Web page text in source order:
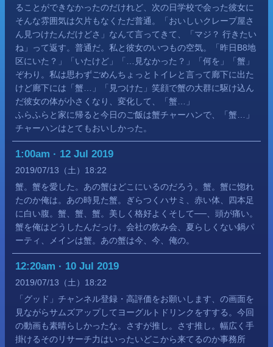
ることができなかったのだけれど、次の日学校で会った彼女に
そんな雰囲気は欠片もなくただ普通。「おいしいクレープ屋さ
ん見つけたんだけどさ」なんて言ってきて、「マジ？ 行きたい
ね」って返す。普通だ。私と彼女のいつもの空気。「昨日B8地
区にいた？」「いたけど」「…見なかった？」「何を」「蟹」
ぞわり。私は思わずごめんちょっとトイレと言って廊下に出た
けど廊下には「蟹…」「見つけた」笑顔で蟹の大群に駆け込ん
だ彼女の体が小さくなり、変化して、「蟹…」
ふらふらと家に帰ると今日のご飯は蟹チャーハンで、「蟹…」
チャーハンはとてもおいしかった。
1:00am · 12 Jul 2019
2019 07 13 （土） 18:22
蟹。蟹を愛した。あの蟹はどこにいるのだろう。蟹。蟹に惚れ
たのか俺は。あの時見た蟹。ぎらつくハサミ、赤い体、四本足
に白い腹。蟹、蟹、蟹。美しく格好よくそして──、頭が痛い。
蟹を俺はどうしたんだっけ。会社の飲み会、夏らしくない鍋パ
ーティ、メインは蟹。あの蟹は今、今、俺の。
12:20am · 10 Jul 2019
2019 07 13 （土） 18:22
「グッド」チャンネル登録・高評価をお願いします、の画面を
見ながらサムズアップしてヨーグルトドリンクをすする。今回
の動画も素晴らしかったな。さすが推し。さす推し。幅広く手
掛けるそのリサーチ力はいったいどこから来てるのか事務所